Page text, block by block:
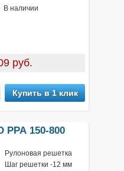
В наличии
руб.
Купить в 1 клик
РРА 150-800
Рулоновая решетка
Шаг решетки -12 мм